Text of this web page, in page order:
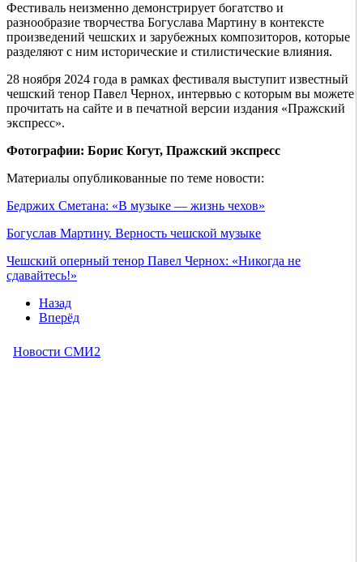
Фестиваль неизменно демонстрирует богатство и
разнообразие творчества Богуслава Мартину в контексте
произведений чешских и зарубежных композиторов, которые
разделяют с ним исторические и стилистические влияния.
28 ноября 2024 года в рамках фестиваля выступит известный
чешский тенор Павел Чернох, интервью с которым вы можете
прочитать на сайте и в печатной версии издания «Пражский
экспресс».
Фотографии: Борис Когут, Пражский экспресс
Материалы опубликованные по теме новости:
Бедржих Сметана: «В музыке — жизнь чехов»
Богуслав Мартину. Верность чешской музыке
Чешский оперный тенор Павел Чернох: «Никогда не
сдавайтесь!»
Назад
Вперёд